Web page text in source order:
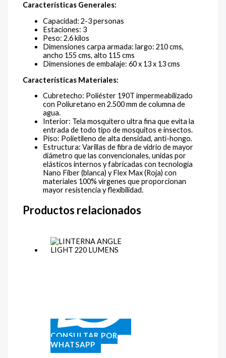
Características Generales:
Capacidad: 2-3 personas
Estaciones: 3
Peso: 2.6 kilos
Dimensiones carpa armada: largo: 210 cms,
ancho 155 cms, alto 115 cms
Dimensiones de embalaje: 60 x 13 x 13 cms
Características Materiales:
Cubretecho: Poliéster 190T impermeabilizado
con Poliuretano en 2.500 mm de columna de
agua.
Interior: Tela mosquitero ultra fina que evita la
entrada de todo tipo de mosquitos e insectos.
Piso: Polietileno de alta densidad, anti-hongo.
Estructura: Varillas de fibra de vidrio de mayor
diámetro que las convencionales, unidas por
elásticos internos y fabricadas con tecnología
Nano Fiber (blanca) y Flex Max (Roja) con
materiales 100% vírgenes que proporcionan
mayor resistencia y flexibilidad.
Productos relacionados
CONSULTAR POR
WHATSAPP